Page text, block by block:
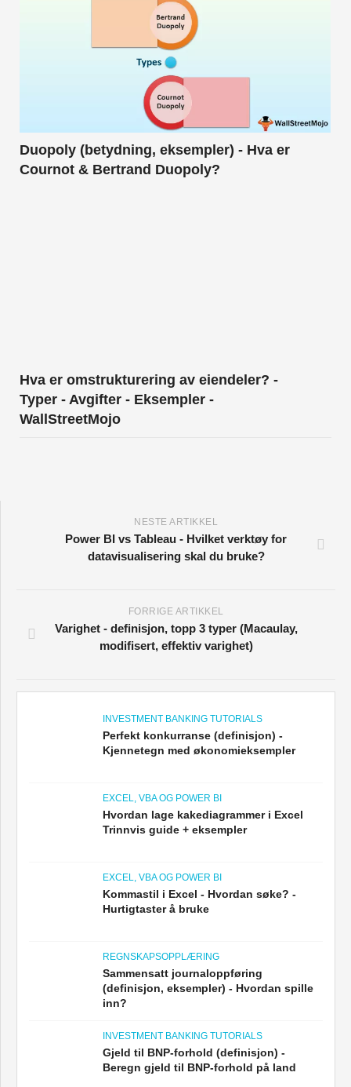
Duopoly (betydning, eksempler) - Hva er
Cournot & Bertrand Duopoly?
Hva er omstrukturering av eiendeler? -
Typer - Avgifter - Eksempler -
WallStreetMojo
NESTE ARTIKKEL
Power BI vs Tableau - Hvilket verktøy for
datavisualisering skal du bruke?
FORRIGE ARTIKKEL
Varighet - definisjon, topp 3 typer (Macaulay,
modifisert, effektiv varighet)
INVESTMENT BANKING TUTORIALS
Perfekt konkurranse (definisjon) -
Kjennetegn med økonomieksempler
EXCEL, VBA OG POWER BI
Hvordan lage kakediagrammer i Excel
Trinnvis guide + eksempler
EXCEL, VBA OG POWER BI
Kommastil i Excel - Hvordan søke? -
Hurtigtaster å bruke
REGNSKAPSOPPLÆRING
Sammensatt journaloppføring
(definisjon, eksempler) - Hvordan spille
inn?
INVESTMENT BANKING TUTORIALS
Gjeld til BNP-forhold (definisjon) -
Beregn gjeld til BNP-forhold på land